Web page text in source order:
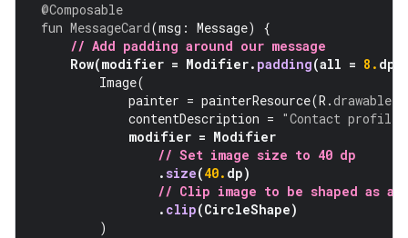
@Composable
fun MessageCard(msg : Message)
{
// Add padding around our message
Row(modifier = Modifier. padding(all = 8. dp
Image(
painter = painterResource(R .drawable
contentDescription = "Contact profile
modifier = Modifier
// Set image size to 40 dp
.size(40. dp)
// Clip image to be shaped as a
. clip(CircleShape)
)